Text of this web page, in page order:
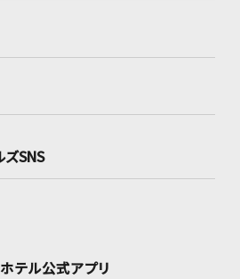
ズSNS
テル公式アプリ